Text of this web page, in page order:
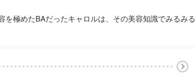
極めたBAだったキャロルは、その美容知識でみるみる